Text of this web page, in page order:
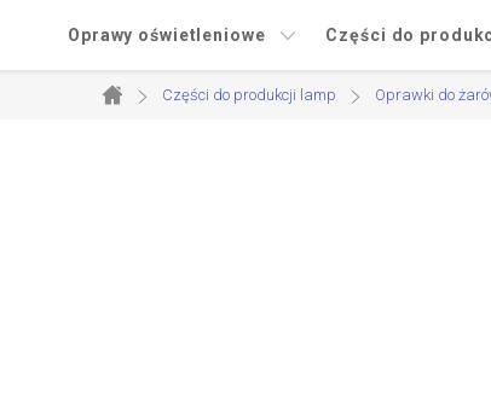
Oprawy oświetleniowe Części do
Home
Części do produkcji lamp Oprawki do